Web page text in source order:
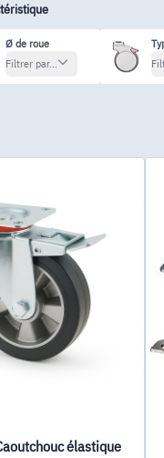
Ø de roue
Filtrer par...
élastique